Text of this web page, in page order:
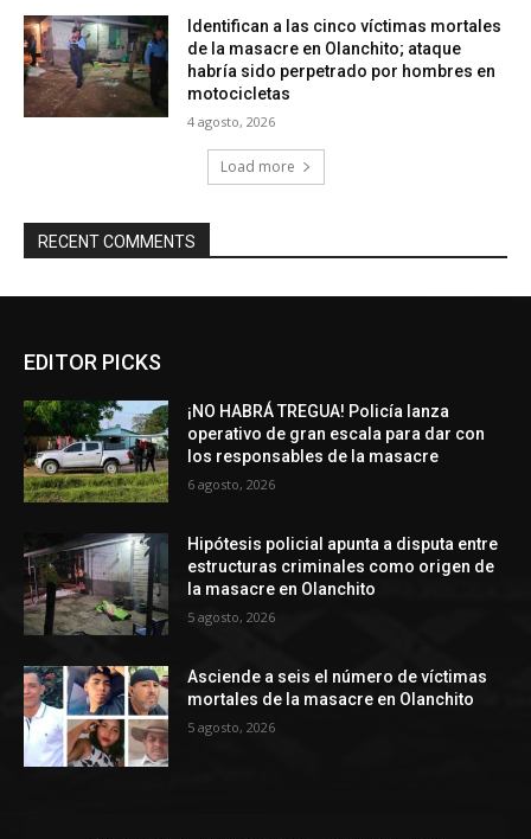
Identifican a las cinco víctimas mortales
de la masacre en Olanchito; ataque
habría sido perpetrado por hombres en
motocicletas
4 agosto, 2026
Load more
RECENT COMMENTS
EDITOR PICKS
¡NO HABRÁ TREGUA! Policía lanza
operativo de gran escala para dar con
los responsables de la masacre
6 agosto, 2026
Hipótesis policial apunta a disputa entre
estructuras criminales como origen de
la masacre en Olanchito
5 agosto, 2026
Asciende a seis el número de víctimas
mortales de la masacre en Olanchito
5 agosto, 2026